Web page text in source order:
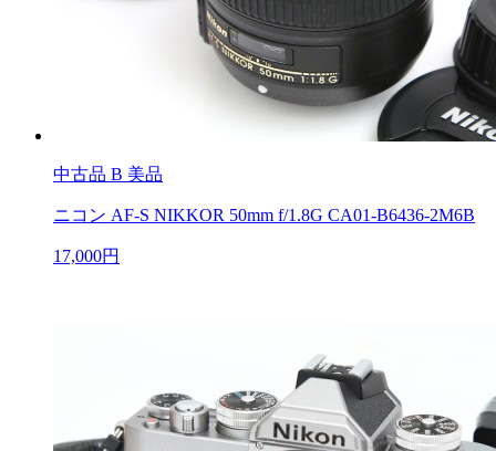
中古品 B 美品
ニコン AF-S NIKKOR 50mm f/1.8G CA01-B6436-2M6B
17,000円